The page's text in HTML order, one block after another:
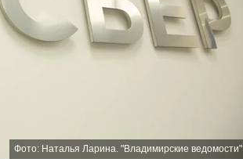
Фото: Наталья Ларина. "Владимирские ведомости"